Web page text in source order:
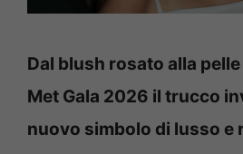
Dal blush rosato alla
Met Gala 2026 il trucco
nuovo simbolo di lusso e